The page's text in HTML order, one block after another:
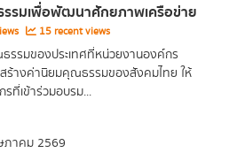
รมเพื่อพัฒนาศักยภาพเครือข่าย
15 recent views
รรมของประเทศที่หน่วยงานองค์กร
ร้างค่านิยมคุณธรรมของสังคมไทย ให้
ที่เข้าร่วมอบรม...
าคม 2569